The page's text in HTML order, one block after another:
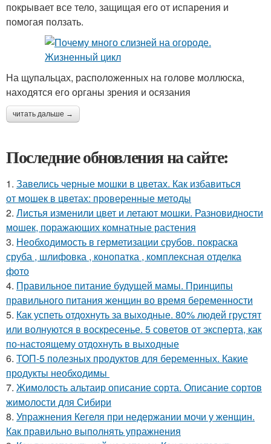
покрывает все тело, защищая его от испарения и
помогая ползать.
На щупальцах, расположенных на голове моллюска,
находятся его органы зрения и осязания
читать дальше →
Последние обновления на сайте:
1. Завелись черные мошки в цветах. Как избавиться
от мошек в цветах: проверенные методы
2. Листья изменили цвет и летают мошки. Разновидности
мошек, поражающих комнатные растения
3. Необходимость в герметизации срубов. покраска
сруба , шлифовка , конопатка , комплексная отделка
фото
4. Правильное питание будущей мамы. Принципы
правильного питания женщин во время беременности
5. Как успеть отдохнуть за выходные. 80% людей грустят
или волнуются в воскресенье. 5 советов от эксперта, как
по-настоящему отдохнуть в выходные
6. ТОП-5 полезных продуктов для беременных. Какие
продукты необходимы
7. Жимолость альтаир описание сорта. Описание сортов
жимолости для Сибири
8. Упражнения Кегеля при недержании мочи у женщин.
Как правильно выполнять упражнения